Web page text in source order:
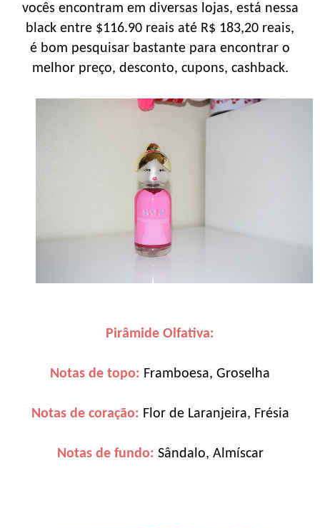
vocês encontram em diversas lojas, está nessa
black entre $116.90 reais até R$ 183,20 reais,
é bom pesquisar bastante para encontrar o
melhor preço, desconto, cupons, cashback.
Pirâmide Olfativa:
Notas de topo: Framboesa, Groselha
Notas de coração: Flor de Laranjeira, Frésia
Notas de fundo: Sândalo, Almíscar